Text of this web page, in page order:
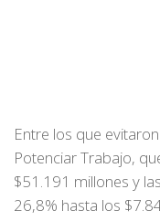
Entre los que
Potenciar Trabajo,
$51.191 millones y
26,8% hasta los